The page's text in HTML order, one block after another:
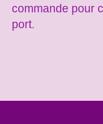
commande pour
port.